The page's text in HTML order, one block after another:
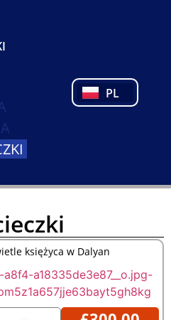
PL
PT
TR
księżyca w Dalyan